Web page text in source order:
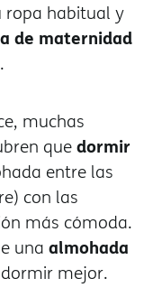
ropa habitual y
de maternidad
muchas
quedormir
entre las
con las
más cómoda.
una almohada
mejor.